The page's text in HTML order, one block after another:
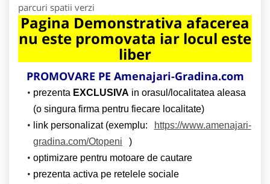
parcuri spatii verzi
Pagina Demonstrativa afacerea
nu este promovata iar locul este
liber
PROMOVARE PE Amenajari-Gradina.com
prezenta EXCLUSIVA in orasul/localitatea aleasa
(o singura firma pentru fiecare localitate)
link personalizat (exemplu:
https://www.amenajari-
gradina.com/Otopeni
)
optimizare pentru motoare de cautare
prezenta activa pe retelele sociale